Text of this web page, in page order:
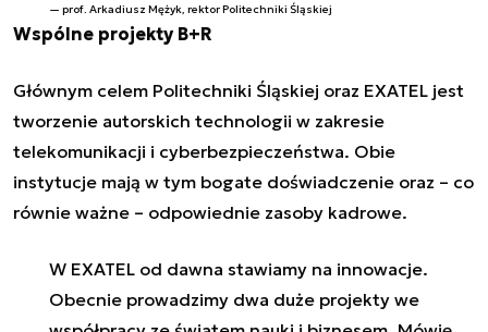
prof. Arkadiusz Mężyk, rektor Politechniki Śląskiej
Wspólne projekty B+R
Głównym celem Politechniki Śląskiej oraz EXATEL jest
tworzenie autorskich technologii w zakresie
telekomunikacji i cyberbezpieczeństwa. Obie
instytucje mają w tym bogate doświadczenie oraz – co
równie ważne – odpowiednie zasoby kadrowe.
W EXATEL od dawna stawiamy na innowacje.
Obecnie prowadzimy dwa duże projekty we